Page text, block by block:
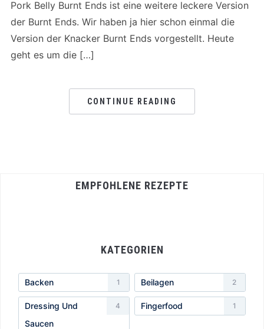
Pork Belly Burnt Ends ist eine weitere leckere Version
der Burnt Ends. Wir haben ja hier schon einmal die
Version der Knacker Burnt Ends vorgestellt. Heute
geht es um die […]
CONTINUE READING
EMPFOHLENE REZEPTE
KATEGORIEN
Backen 1 Beilagen 2
Dressing Und
Saucen
4 Fingerfood 1